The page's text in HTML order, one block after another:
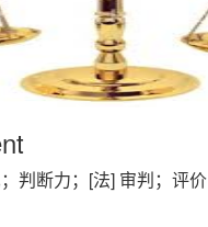
判断力；[法] 审判；评价